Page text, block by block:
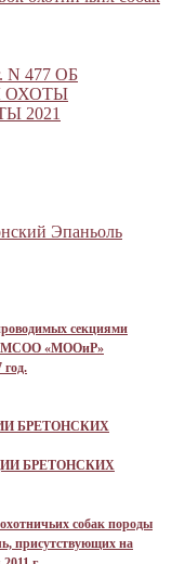
N 477 ОБ
ОХОТЫ
2021
Эпаньоль
секциями
МСОО «МООиР»
год.
БРЕТОНСКИХ
БРЕТОНСКИХ
собак породы
присутствующих на